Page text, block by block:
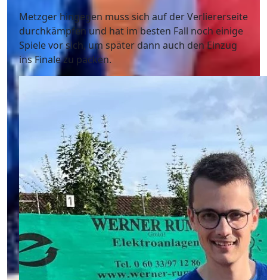
Metzger hingegen muss sich auf der Verliererseite
durchkämpfen und hat im besten Fall noch einige
Spiele vor sich, um später dann auch den Einzug
ins Finale zu packen.